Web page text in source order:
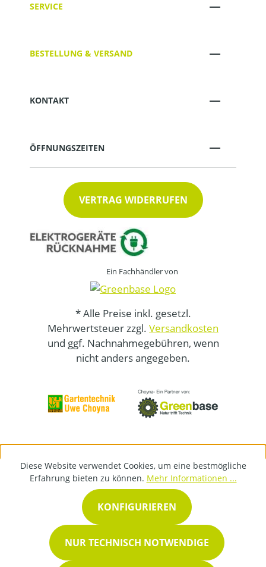
SERVICE
BESTELLUNG & VERSAND
KONTAKT
ÖFFNUNGSZEITEN
VERTRAG WIDERRUFEN
Ein Fachhändler von
* Alle Preise inkl. gesetzl.
Mehrwertsteuer zzgl. Versandkosten
und ggf. Nachnahmegebühren, wenn
nicht anders angegeben.
Diese Website verwendet Cookies, um eine bestmögliche
Erfahrung bieten zu können. Mehr Informationen ...
NUR TECHNISCH NOTWENDIGE
KONFIGURIEREN